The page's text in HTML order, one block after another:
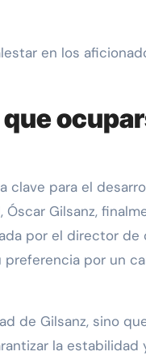
en los
clave para el
Gilsanz,
por el director de
preferencia por un
de Gilsanz, sino
la estabilidad